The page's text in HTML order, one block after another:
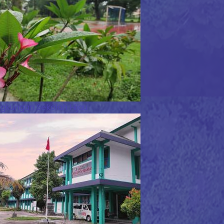
Sekolah Hijau